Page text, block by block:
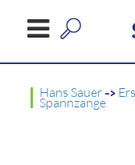
Hans Sauer->
Spannzange